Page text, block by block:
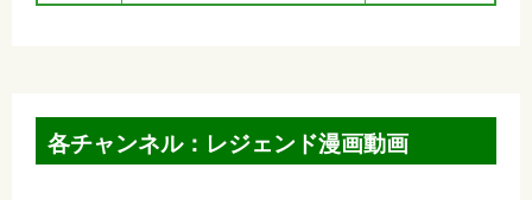
各チャンネル：レジェンド漫画動画